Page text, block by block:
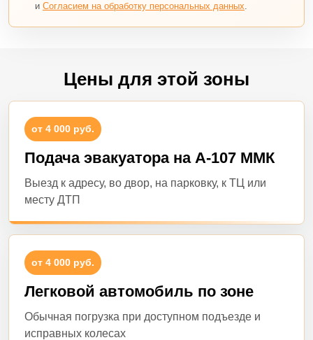
и Согласием на обработку персональных данных.
Цены для этой зоны
от 4 000 руб.
Подача эвакуатора на А-107 ММК
Выезд к адресу, во двор, на парковку, к ТЦ или
месту ДТП
от 4 000 руб.
Легковой автомобиль по зоне
Обычная погрузка при доступном подъезде и
исправных колесах